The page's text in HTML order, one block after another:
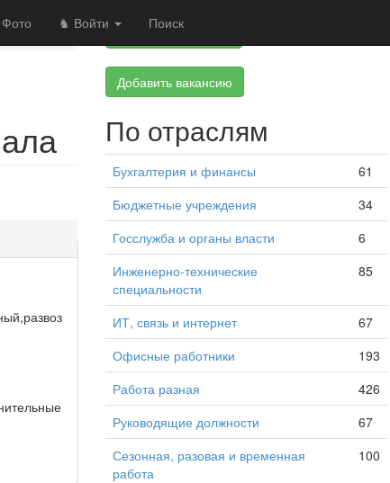
Фото ♞ Войти Поиск
Добавить на сайт
Добавить вакансию
По отраслям
Бухгалтерия и финансы
61
Бюджетные учреждения
34
Госслужба и органы власти
6
Инженерно-технические
специальности
85
ИТ, связь и интернет
67
Офисные работники
193
Работа разная
426
Руководящие должности
67
Сезонная, разовая и временная
работа
100